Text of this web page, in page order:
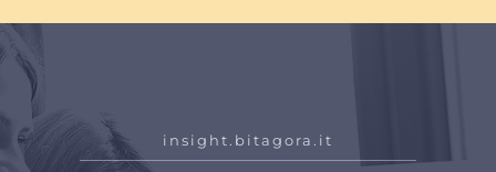
insight.bitagora.it